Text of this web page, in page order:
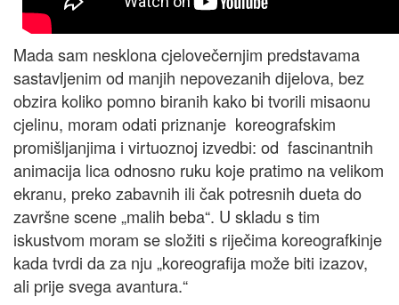
Mada sam nesklona cjelovečernjim predstavama
sastavljenim od manjih nepovezanih dijelova, bez
obzira koliko pomno biranih kako bi tvorili misaonu
cjelinu, moram odati priznanje koreografskim
promišljanjima i virtuoznoj izvedbi: od fascinantnih
animacija lica odnosno ruku koje pratimo na velikom
ekranu, preko zabavnih ili čak potresnih dueta do
završne scene „malih beba“. U skladu s tim
iskustvom moram se složiti s riječima koreografkinje
kada tvrdi da za nju „koreografija može biti izazov,
ali prije svega avantura.“